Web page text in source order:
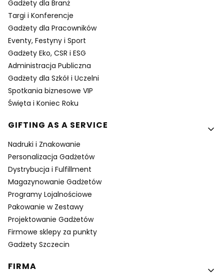
Gadżety dla Branż
Targi i Konferencje
Gadżety dla Pracowników
Eventy, Festyny i Sport
Gadżety Eko, CSR i ESG
Administracja Publiczna
Gadżety dla Szkół i Uczelni
Spotkania biznesowe VIP
Święta i Koniec Roku
GIFTING AS A SERVICE
Nadruki i Znakowanie
Personalizacja Gadżetów
Dystrybucja i Fulfillment
Magazynowanie Gadżetów
Programy Lojalnościowe
Pakowanie w Zestawy
Projektowanie Gadżetów
Firmowe sklepy za punkty
Gadżety Szczecin
FIRMA